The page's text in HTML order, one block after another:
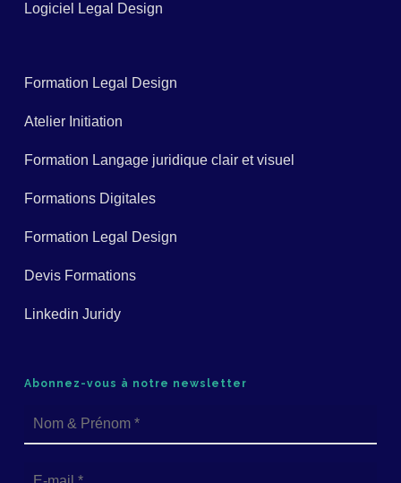
Logiciel Legal Design
Formation Legal Design
Atelier Initiation
Formation Langage juridique clair et visuel
Formations Digitales
Formation Legal Design
Devis Formations
Linkedin Juridy
Abonnez-vous à notre newsletter